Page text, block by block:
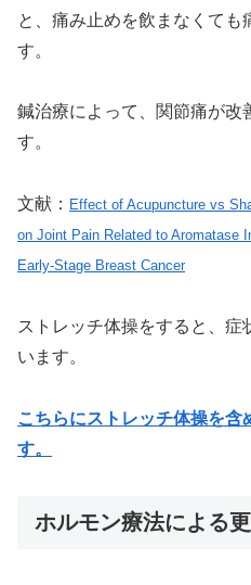
と、痛み止めを飲まなくても
す。
鍼治療によって、関節痛が改
す。
文献： Effect of Acupuncture vs
on Joint Pain Related to Aromatase
Early-Stage Breast Cancer
ストレッチ体操をすると、症
います。
こちらにストレッチ体操を含
す。
ホルモン療法による